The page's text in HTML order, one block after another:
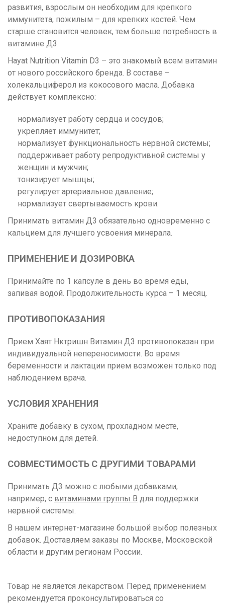
развития, взрослым он необходим для крепкого
иммунитета, пожилым – для крепких костей. Чем
старше становится человек, тем больше потребность в
витамине Д3.
Hayat Nutrition Vitamin D3 – это знакомый всем витамин
от нового российского бренда. В составе –
холекальциферол из кокосового масла. Добавка
действует комплексно:
нормализует работу сердца и сосудов;
укрепляет иммунитет;
нормализует функциональность нервной системы;
поддерживает работу репродуктивной системы у
женщин и мужчин;
тонизирует мышцы;
регулирует артериальное давление;
нормализует свертываемость крови.
Принимать витамин Д3 обязательно одновременно с
кальцием для лучшего усвоения минерала.
ПРИМЕНЕНИЕ И ДОЗИРОВКА
Принимайте по 1 капсуле в день во время еды,
запивая водой. Продолжительность курса – 1 месяц.
ПРОТИВОПОКАЗАНИЯ
Прием Хаят Нктришн Витамин Д3 противопоказан при
индивидуальной непереносимости. Во время
беременности и лактации прием возможен только под
наблюдением врача.
УСЛОВИЯ ХРАНЕНИЯ
Храните добавку в сухом, прохладном месте,
недоступном для детей.
СОВМЕСТИМОСТЬ С ДРУГИМИ ТОВАРАМИ
Принимать Д3 можно с любыми добавками,
например, с витаминами группы B для поддержки
нервной системы.
В нашем интернет-магазине большой выбор полезных
добавок. Доставляем заказы по Москве, Московской
области и другим регионам России.
Товар не является лекарством. Перед применением
рекомендуется проконсультироваться со